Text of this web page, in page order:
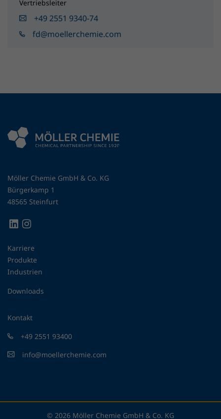
Vertriebsleiter
+49 2551 9340-74
fd@moellerchemie.com
Möller Chemie GmbH & Co. KG
Bürgerkamp 1
48565 Steinfurt
Karriere
Produkte
Industrien
Downloads
Kontakt
+49 2551 93400
info@moellerchemie.com
© 2026 Möller Chemie GmbH & Co. KG